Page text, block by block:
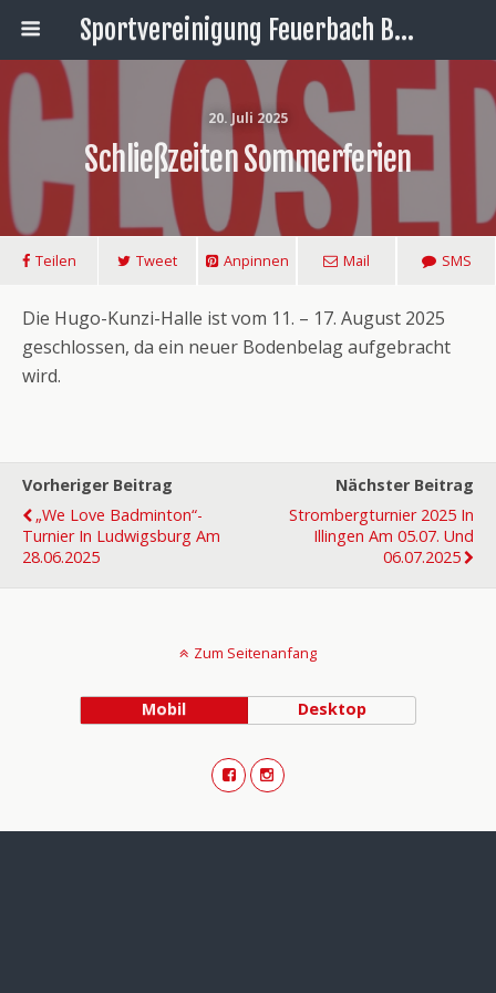
Sportvereinigung Feuerbach Badminton
20. Juli 2025
Schließzeiten Sommerferien
Teilen Tweet Anpinnen Mail SMS
Die Hugo-Kunzi-Halle ist vom 11. – 17. August 2025
geschlossen, da ein neuer Bodenbelag aufgebracht
wird.
Vorheriger Beitrag
„We Love Badminton“-
Turnier In Ludwigsburg Am
28.06.2025
Nächster Beitrag
Strombergturnier 2025 In
Illingen Am 05.07. Und
06.07.2025
Zum Seitenanfang
Mobil Desktop